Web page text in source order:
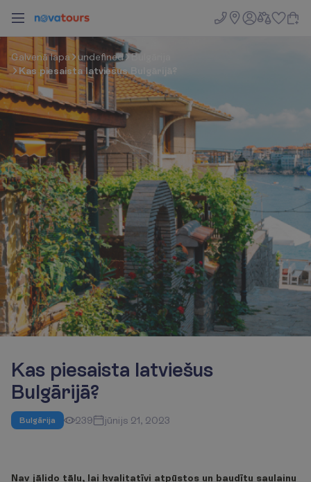
Galvenā lapa undefined
Bulgārija
Kas piesaista latviešus Bulgārijā?
Kas piesaista latviešus
Bulgārijā?
Bulgārija 239 jūnijs 21, 2023
Nav jālido tālu, lai kvalitatīvi atpūstos un baudītu saulainu